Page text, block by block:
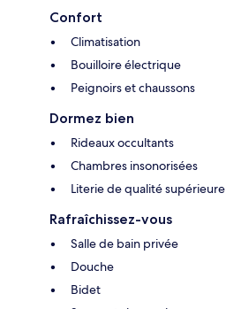
Confort
Climatisation
Bouilloire électrique
Peignoirs et chaussons
Dormez bien
Rideaux occultants
Chambres insonorisées
Literie de qualité supérieure
Rafraîchissez-vous
Salle de bain privée
Douche
Bidet